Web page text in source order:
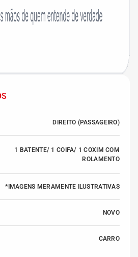
DIREITO (PASSAGEIRO)
1 BATENTE/ 1 COIFA/ 1 COXIM COM
ROLAMENTO
*IMAGENS MERAMENTE ILUSTRATIVAS
NOVO
CARRO